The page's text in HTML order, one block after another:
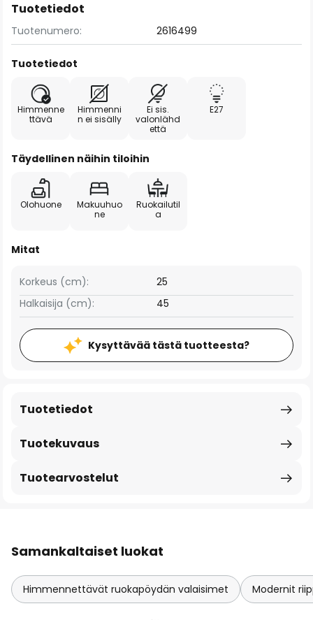
Tuotetiedot
Tuotenumero: 2616499
Tuotetiedot
Himmenne
ttävä
Himmenni
n ei sisälly
Ei sis.
valonlähd
että
E27
Täydellinen näihin tiloihin
Olohuone
Makuuhuo
ne
Ruokailutil
a
Mitat
Korkeus (cm):
25
Halkaisija (cm):
45
Kysyttävää tästä tuotteesta?
Tuotekuvaus
Tuotetiedot
Tuotearvostelut
Samankaltaiset luokat
Himmennettävät ruokapöydän valaisimet Modernit